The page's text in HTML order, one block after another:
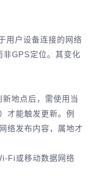
用户设备连接的‌网络
非GPS定位。其变化
新地点后，需使用当
才能触发更新。例
络发布内容，属地才
Fi或移动数据网络